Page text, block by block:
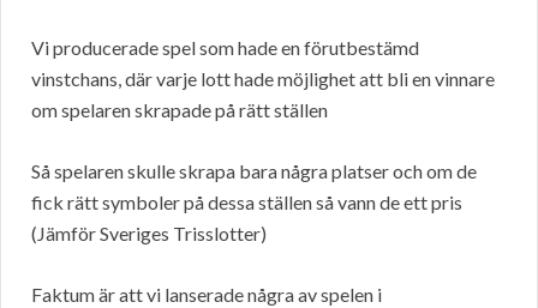
Vi producerade spel som hade en förutbestämd
vinstchans, där varje lott hade möjlighet att bli en vinnare
om spelaren skrapade på rätt ställen
Så spelaren skulle skrapa bara några platser och om de
fick rätt symboler på dessa ställen så vann de ett pris
(Jämför Sveriges Trisslotter)
Faktum är att vi lanserade några av spelen i